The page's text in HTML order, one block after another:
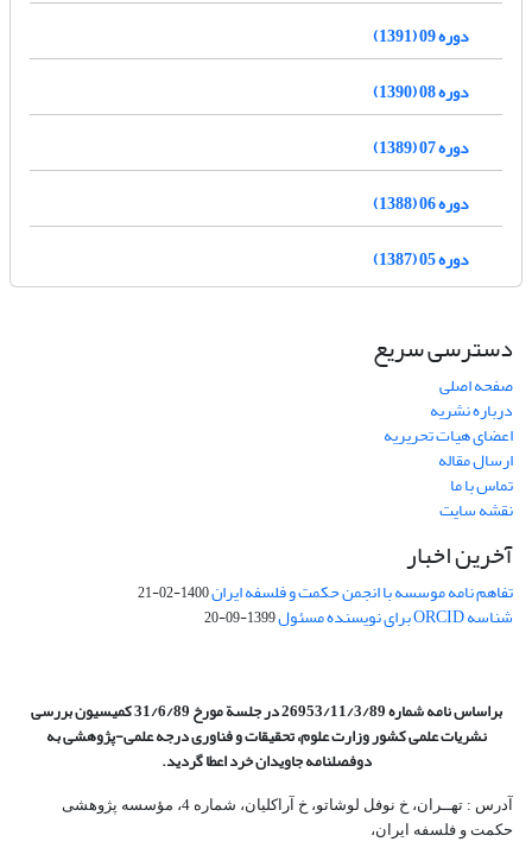
دوره 09 (1391)
دوره 08 (1390)
دوره 07 (1389)
دوره 06 (1388)
دوره 05 (1387)
دسترسی سریع
صفحه اصلی
درباره نشریه
اعضای هیات تحریریه
ارسال مقاله
تماس با ما
نقشه سایت
آخرین اخبار
تفاهم نامه موسسه با انجمن حکمت و فلسفه ایران1400-02-21
شناسه ORCID برای نویسنده مسئول 1399-09-20
براساس نامه شماره 26953/11/3/89 در جلسة مورخ 31/6/89 کمیسیون
بررسی
نشریات علمی کشور وزارت علوم، تحقیقات و فناوری درجه علمی‌-پژوهشیبه
دوفصلنامه جاویدان خرد اعطا گردید.
آدرس : تهــران، خ نوفل لوشاتو، خ آراکلیان، شماره 4،‌ مؤسسه پژوهشی
حکمت و فلسفه ایران،‌